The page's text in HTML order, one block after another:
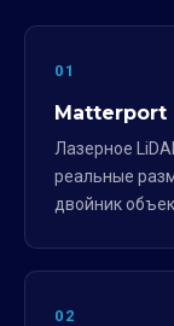
01
Matterport
Лазерное
реальные
двойник
02